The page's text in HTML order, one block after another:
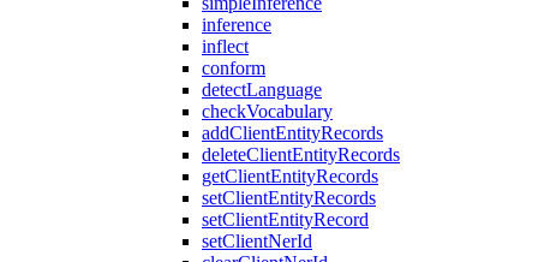
inference
inflect
conform
detectLanguage
checkVocabulary
addClientEntityRecords
deleteClientEntityRecords
getClientEntityRecords
setClientEntityRecords
setClientEntityRecord
setClientNerId